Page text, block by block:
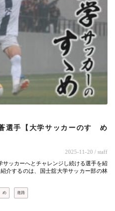
選手【大学サッカーのすゝめ
2025-11-20 / staff
ッカーへとチャレンジし続ける選手を紹
介するのは、国士舘大学サッカー部の林
め 進路